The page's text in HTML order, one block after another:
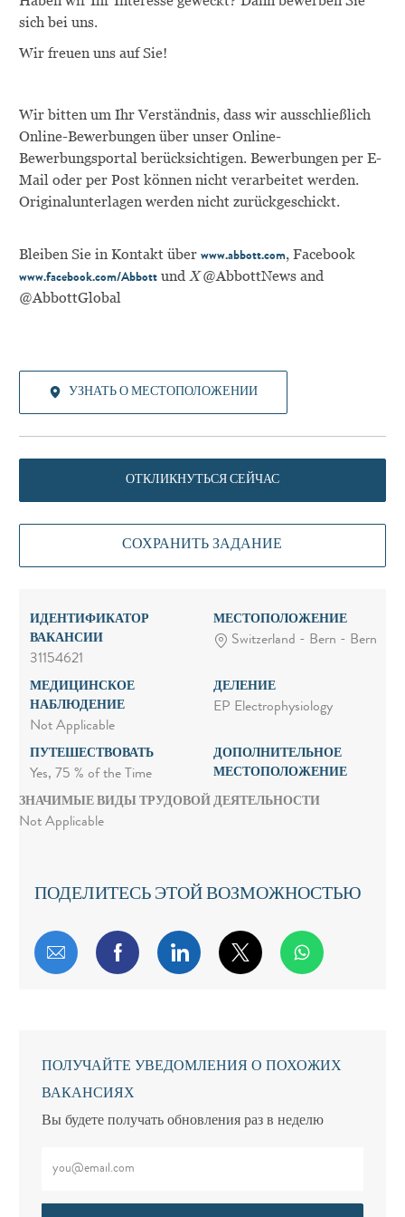
sich bei uns.
Wir freuen uns auf Sie!
Wir bitten um Ihr Verständnis, dass wir ausschließlich
Online-Bewerbungen über unser Online-
Bewerbungsportal berücksichtigen. Bewerbungen per E-
Mail oder per Post können nicht verarbeitet werden.
Originalunterlagen werden nicht zurückgeschickt.
Bleiben Sie in Kontakt über www.abbott.com, Facebook
www.facebook.com/Abbottund X@AbbottNews and
@AbbottGlobal
УЗНАТЬ О МЕСТОПОЛОЖЕНИИ
ОТКЛИКНУТЬСЯ СЕЙЧАС
СОХРАНИТЬ ЗАДАНИЕ
ИДЕНТИФИКАТОР
ВАКАНСИИ
31154621
МЕСТОПОЛОЖЕНИЕ
Switzerland - Bern - Bern
МЕДИЦИНСКОЕ
НАБЛЮДЕНИЕ
Not Applicable
ДЕЛЕНИЕ
EP Electrophysiology
ПУТЕШЕСТВОВАТЬ
Yes, 75 % of the Time
ДОПОЛНИТЕЛЬНОЕ
МЕСТОПОЛОЖЕНИЕ
ЗНАЧИМЫЕ ВИДЫ ТРУДОВОЙ ДЕЯТЕЛЬНОСТИ
Not Applicable
ПОДЕЛИТЕСЬ ЭТОЙ ВОЗМОЖНОСТЬЮ
Поделиться по электронной почте
Поделиться через Facebook
Поделиться через LinkedIn
Поделиться через
ПОЛУЧАЙТЕ УВЕДОМЛЕНИЯ О ПОХОЖИХ
ВАКАНСИЯХ
Вы будете получать обновления раз в неделю